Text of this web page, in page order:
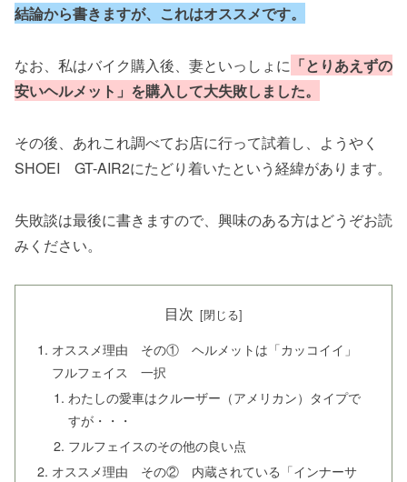
結論から書きますが、これはオススメです。
なお、私はバイク購入後、妻といっしょに 「とりあえずの
安いヘルメット」を購入して大失敗しました。
その後、あれこれ調べてお店に行って試着し、ようやく
SHOEI GT-AIR2にたどり着いたという経緯があります。
失敗談は最後に書きますので、興味のある方はどうぞお読
みください。
目次
オススメ理由 その① ヘルメットは「カッコイイ」
フルフェイス 一択
わたしの愛車はクルーザー（アメリカン）タイプで
すが・・・
フルフェイスのその他の良い点
オススメ理由 その② 内蔵されている「インナーサ